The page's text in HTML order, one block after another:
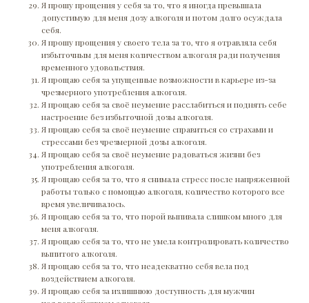
Я прошу прощения у себя за то, что я иногда превышала
допустимую для меня дозу алкоголя и потом долго осуждала
себя.
Я прошу прощения у своего тела за то, что я отравляла себя
избыточным для меня количеством алкоголя ради получения
временного удовольствия.
Я прощаю себя за упущенные возможности в карьере из-за
чрезмерного употребления алкоголя.
Я прощаю себя за своё неумение расслабиться и поднять себе
настроение без избыточной дозы алкоголя.
Я прощаю себя за своё неумение справиться со страхами и
стрессами без чрезмерной дозы алкоголя.
Я прощаю себя за своё неумение радоваться жизни без
употребления алкоголя.
Я прощаю себя за то, что я снимала стресс после напряженной
работы только с помощью алкоголя, количество которого все
время увеличивалось.
Я прощаю себя за то, что порой выпивала слишком много для
меня алкоголя.
Я прощаю себя за то, что не умела контролировать количество
выпитого алкоголя.
Я прощаю себя за то, что неадекватно себя вела под
воздействием алкоголя.
Я прощаю себя за излишнюю доступность для мужчин